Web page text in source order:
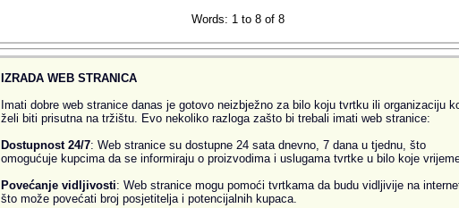
Words: 1 to 8 of 8
IZRADA WEB STRANICA
Imati dobre web stranice danas je gotovo neizbježno za bilo koju tvrtku ili organizaciju
želi biti prisutna na tržištu. Evo nekoliko razloga zašto bi trebali imati web stranice:
Dostupnost 24/7: Web stranice su dostupne 24 sata dnevno, 7 dana u tjednu, što
omogućuje kupcima da se informiraju o proizvodima i uslugama tvrtke u bilo koje
Povećanje vidljivosti: Web stranice mogu pomoći tvrtkama da budu vidljivije na
što može povećati broj posjetitelja i potencijalnih kupaca.